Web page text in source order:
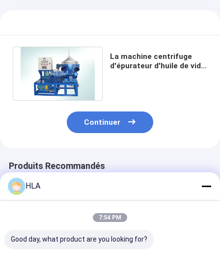
La machine centrifuge
d'épurateur d'huile de vide
Continuer
Produits Recommandés
HLA
7:54 PM
Good day, what product are you looking for?